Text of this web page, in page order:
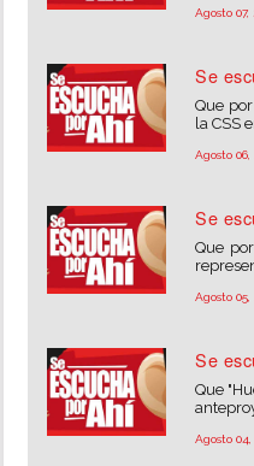
Agosto 07,
Se
Que
la CSS
Agosto 06,
Se
Que
Agosto 05,
Se
Que
Agosto 04,